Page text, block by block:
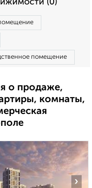
(0)
помещение
о продаже,
комнаты,
›